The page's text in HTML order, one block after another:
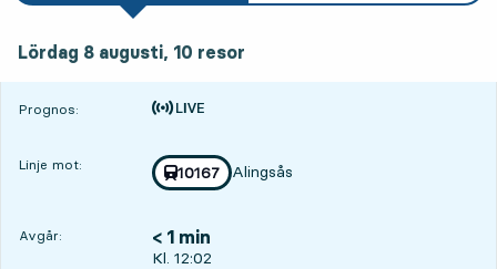
Lördag 8 augusti, 10 resor
Prognos:
Tiden är prognos
Linje mot: Med tågnummer
10167
mot
Alingsås
,
Avgår: < 1 min
Avgår, Kl. 12:02, om mindre än en minut
Kl. 12:02